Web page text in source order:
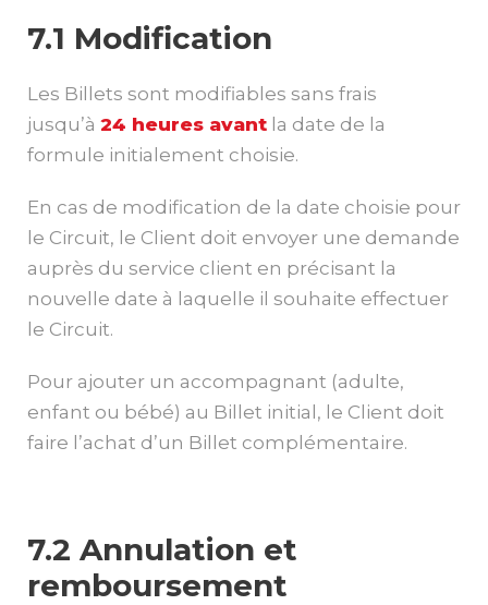
7.1 Modification
Les Billets sont modifiables sans frais
jusqu’à 24 heures avant la date de la
formule initialement choisie.
En cas de modification de la date choisie pour
le Circuit, le Client doit envoyer une demande
auprès du service client en précisant la
nouvelle date à laquelle il souhaite effectuer
le Circuit.
Pour ajouter un accompagnant (adulte,
enfant ou bébé) au Billet initial, le Client doit
faire l’achat d’un Billet complémentaire.
7.2 Annulation et
remboursement